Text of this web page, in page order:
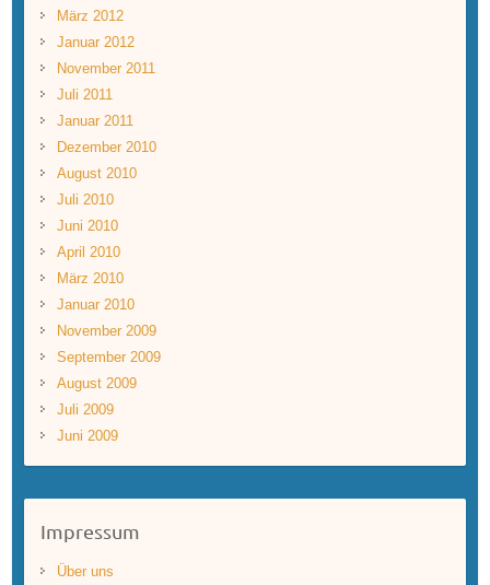
März 2012
Januar 2012
November 2011
Juli 2011
Januar 2011
Dezember 2010
August 2010
Juli 2010
Juni 2010
April 2010
März 2010
Januar 2010
November 2009
September 2009
August 2009
Juli 2009
Juni 2009
Impressum
Über uns